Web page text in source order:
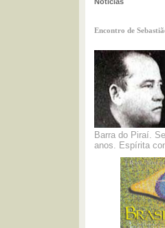
Encontro de
Barra do Piraí.
anos. Espírita